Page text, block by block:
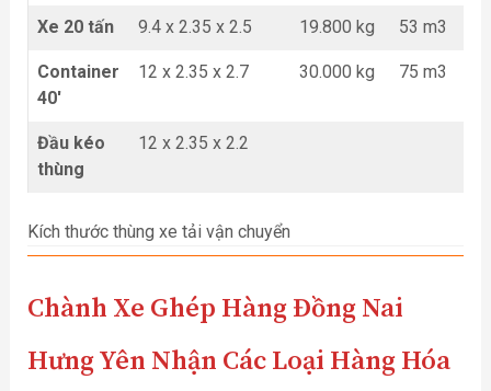
Xe 20 tấn 9.4 x 2.35 x 2.5 19.800 kg 53 m3
Container
40′
12 x 2.35 x 2.7 30.000 kg 75 m3
Đầu kéo
thùng
12 x 2.35 x 2.2
Kích thước thùng xe tải vận chuyển
Chành Xe Ghép Hàng Đồng Nai
Hưng Yên Nhận Các Loại Hàng Hóa